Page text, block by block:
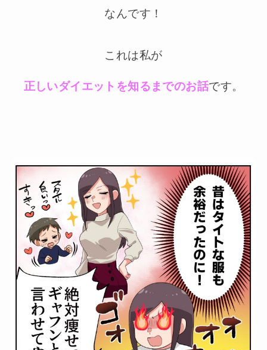
なんです！
これは私が
正しいダイエットを知るまでのお話です。